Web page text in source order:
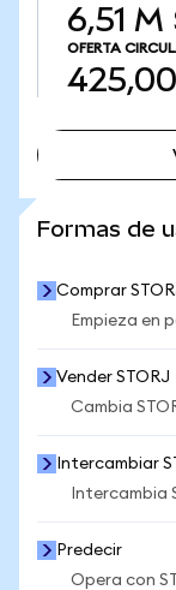
6,51 M
OFERTA
Formas de
Comprar
Empieza en
Vender STORJ
Cambia
Intercambiar
Intercambia
Predecir
Opera con